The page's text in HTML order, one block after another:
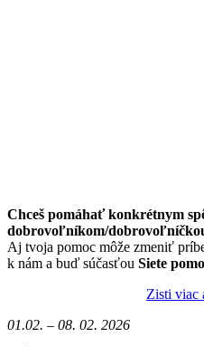
Chceš pomáhať konkrétnym
dobrovoľníkom/
Aj tvoja pomoc môže zmeniť
k nám a buď súčasťou Siete
Zisti viac
01.02. – 08. 02. 2026